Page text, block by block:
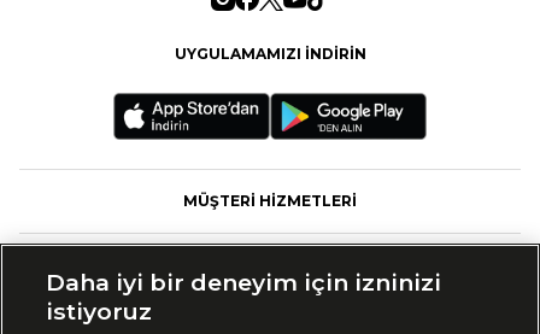
UYGULAMAMIZI İNDİRİN
MÜŞTERİ HİZMETLERİ
Daha iyi bir deneyim için izninizi
istiyoruz